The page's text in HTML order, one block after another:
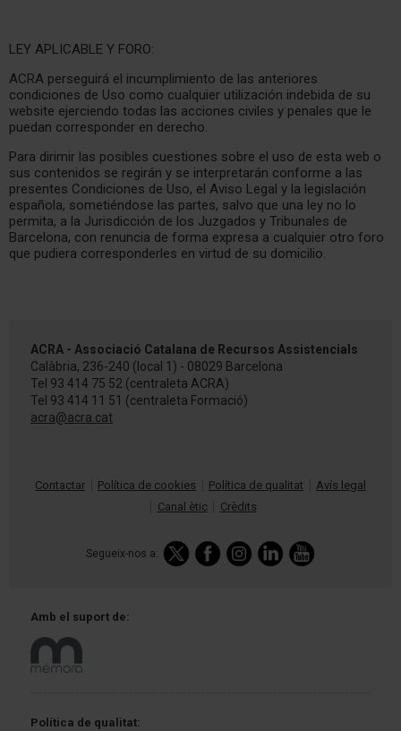
LEY APLICABLE Y FORO:
ACRA perseguirá el incumplimiento de las anteriores
condiciones de Uso como cualquier utilización indebida de su
website ejerciendo todas las acciones civiles y penales que le
puedan corresponder en derecho.
Para dirimir las posibles cuestiones sobre el uso de esta web o
sus contenidos se regirán y se interpretarán conforme a las
presentes Condiciones de Uso, el Aviso Legal y la legislación
española, sometiéndose las partes, salvo que una ley no lo
permita, a la Jurisdicción de los Juzgados y Tribunales de
Barcelona, con renuncia de forma expresa a cualquier otro foro
que pudiera corresponderles en virtud de su domicilio.
ACRA - Associació Catalana de Recursos Assistencials
Calàbria, 236-240 (local 1) - 08029 Barcelona
Tel 93 414 75 52 (centraleta ACRA)
Tel 93 414 11 51 (centraleta Formació)
acra@acra.cat
Contactar Política de cookies Política de qualitat
Avís legal
Canal ètic
Crèdits
Segueix-nos a:
Amb el suport de:
Política de qualitat: